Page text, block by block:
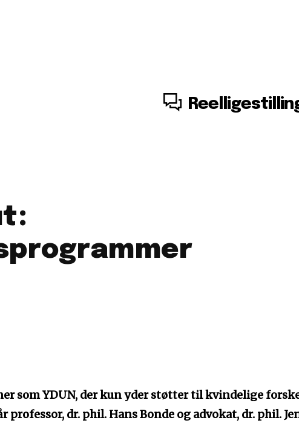
som YDUN, der kun yder støtter til kvindelige
professor, dr. phil. Hans Bonde og advokat, dr. phil.